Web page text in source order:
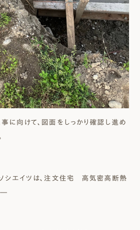
に向けて、図面をしっかり確認し進め
シエイツは、注文住宅 高気密高断熱